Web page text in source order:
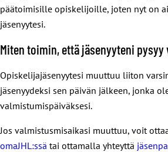
päätoimisille opiskelijoille, joten nyt on
jäsenyytesi.
Miten toimin, että jäsenyyteni pysyy
Opiskelijajäsenyytesi muuttuu liiton
jäsenyydeksi sen päivän jälkeen, jonka
valmistumispäiväksesi.
Jos valmistusmisaikasi muuttuu, voit
omaJHL:ssä tai ottamalla yhteyttä